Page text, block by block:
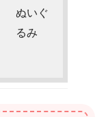
ぬいぐ
るみ